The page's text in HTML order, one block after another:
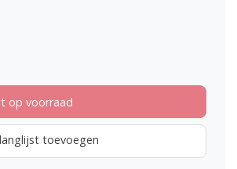
op voorraad
toevoegen